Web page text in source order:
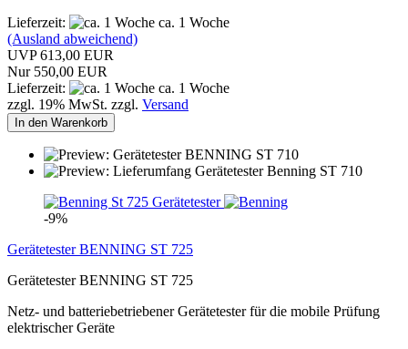
Lieferzeit:
ca. 1 Woche
(Ausland abweichend)
UVP 613,00 EUR
Nur 550,00 EUR
Lieferzeit:
ca. 1 Woche
zzgl. 19% MwSt. zzgl. Versand
In den Warenkorb
-9%
Gerätetester BENNING ST 725
Gerätetester BENNING ST 725
Netz- und batteriebetriebener Gerätetester für die mobile Prüfung
elektrischer Geräte